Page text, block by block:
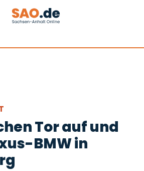
Tor auf und
BMW in